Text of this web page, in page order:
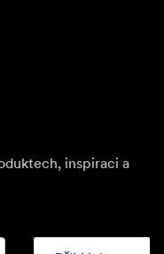
inspiraci a